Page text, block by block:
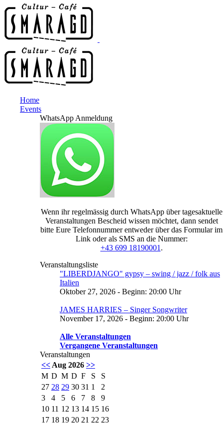
Home
Events
WhatsApp Anmeldung
Wenn ihr regelmässig durch WhatsApp über tagesaktuelle
Veranstaltungen Bescheid wissen möchtet, dann sendet
bitte Eure Telefonnummer entweder über das Formular im
Link oder als SMS an die Nummer:
+43 699 18190001 .
Veranstaltungsliste
"LIBERDJANGO" gypsy – swing / jazz / folk aus
Italien
Oktober 27, 2026 - Beginn: 20:00 Uhr
JAMES HARRIES – Singer Songwriter
November 17, 2026 - Beginn: 20:00 Uhr
Alle Veranstaltungen
Vergangene Veranstaltungen
Veranstaltungen
<< Aug 2026 >>
M D M D F S
S
27 28 29 30 31 1
2
3
4 5 6 7 8
9
10 11 12 13 14 15 16
17 18 19 20 21 22 23